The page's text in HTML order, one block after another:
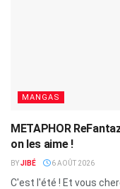
MANGAS
METAPHOR
on les aime !
BYJIBÉ 6 AOÛT 2026
C'est l'été ! Et vous